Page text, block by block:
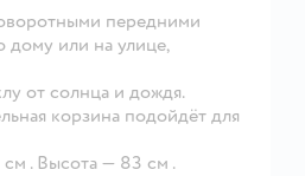
передними
дому или на улице,
от солнца и дождя.
корзина подойдёт для
см . Высота — 83 см .